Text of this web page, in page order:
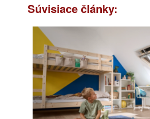
Súvisiace články: